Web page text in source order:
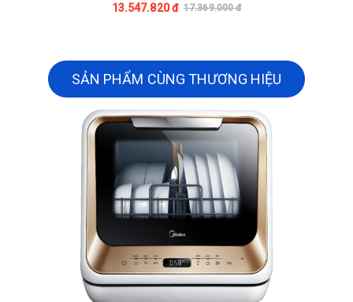
13.547.820 đ 17.369.000 đ
SẢN PHẨM CÙNG THƯƠNG HIỆU